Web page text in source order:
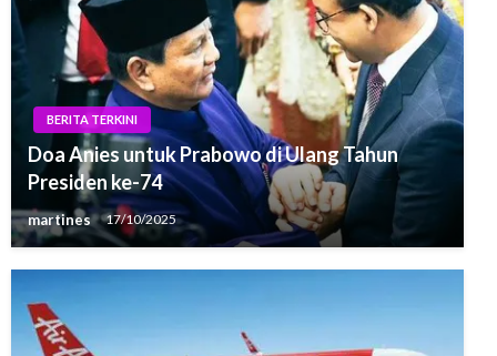
BERITA TERKINI
Doa Anies untuk Prabowo di Ulang Tahun
Presiden ke-74
martines 17/10/2025